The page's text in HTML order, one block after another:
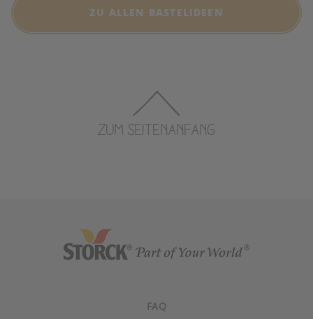
ZU ALLEN BASTELIDEEN
ZUM SEITENANFANG
FAQ